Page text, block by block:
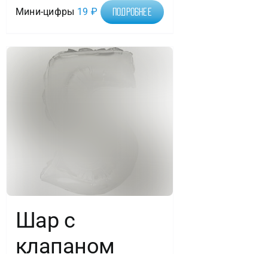
Мини-цифры 19 ₽ Подробнее
Шар с
клапаном